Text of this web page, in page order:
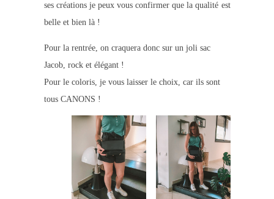
ses créations je peux vous confirmer que la qualité est
belle et bien là !
Pour la rentrée, on craquera donc sur un joli sac
Jacob, rock et élégant !
Pour le coloris, je vous laisser le choix, car ils sont
tous CANONS !